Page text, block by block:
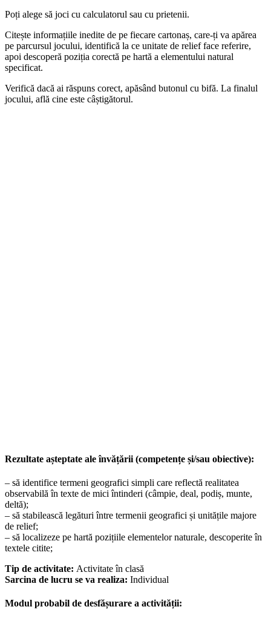
Poți alege să joci cu calculatorul sau cu prietenii.
Citește informațiile inedite de pe fiecare cartonaș, care-ți va apărea
pe parcursul jocului, identifică la ce unitate de relief face referire,
apoi descoperă poziția corectă pe hartă a elementului natural
specificat.
Verifică dacă ai răspuns corect, apăsând butonul cu bifă. La finalul
jocului, află cine este câștigătorul.
Rezultate așteptate ale învățării (competențe și/sau obiective):
– să identifice termeni geografici simpli care reflectă realitatea
observabilă în texte de mici întinderi (câmpie, deal, podiș, munte,
deltă);
– să stabilească legături între termenii geografici și unitățile majore
de relief;
– să localizeze pe hartă pozițiile elementelor naturale, descoperite în
textele citite;
Tip de activitate: Activitate în clasă
Sarcina de lucru se va realiza: Individual
Modul probabil de desfășurare a activității: